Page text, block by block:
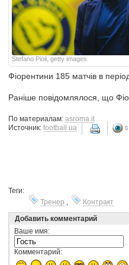
Stefano Pioli, getty images
Фіорентини 185 матчів в
Раніше повідомлялося, що
По материалам: asroma.it
Источник: football.ua
Теги:
Тренер
Контракт
Добавить комментарий
Ваше имя:
Комментарий: